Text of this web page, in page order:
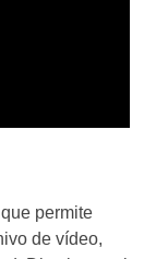
permite
de vídeo,